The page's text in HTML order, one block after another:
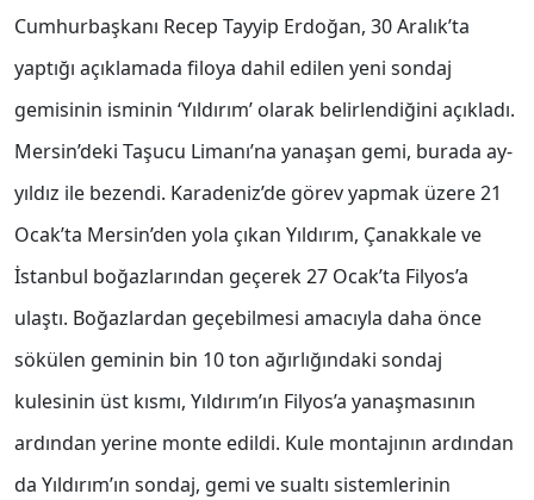
Cumhurbaşkanı Recep Tayyip Erdoğan, 30 Aralık’ta
yaptığı açıklamada filoya dahil edilen yeni sondaj
gemisinin isminin ‘Yıldırım’ olarak belirlendiğini açıkladı.
Mersin’deki Taşucu Limanı’na yanaşan gemi, burada ay-
yıldız ile bezendi. Karadeniz’de görev yapmak üzere 21
Ocak’ta Mersin’den yola çıkan Yıldırım, Çanakkale ve
İstanbul boğazlarından geçerek 27 Ocak’ta Filyos’a
ulaştı. Boğazlardan geçebilmesi amacıyla daha önce
sökülen geminin bin 10 ton ağırlığındaki sondaj
kulesinin üst kısmı, Yıldırım’ın Filyos’a yanaşmasının
ardından yerine monte edildi. Kule montajının ardından
da Yıldırım’ın sondaj, gemi ve sualtı sistemlerinin